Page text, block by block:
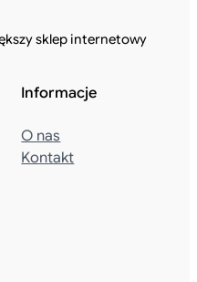
sklep internetowy
Informacje
O nas
Kontakt